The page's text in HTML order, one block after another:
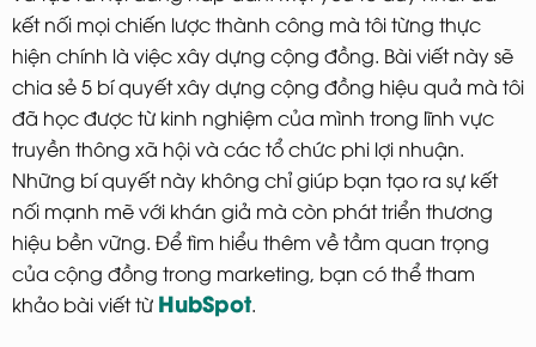
kết nối mọi chiến lược thành công mà tôi từng thực
hiện chính là việc xây dựng cộng đồng. Bài viết này sẽ
chia sẻ 5 bí quyết xây dựng cộng đồng hiệu quả mà tôi
đã học được từ kinh nghiệm của mình trong lĩnh vực
truyền thông xã hội và các tổ chức phi lợi nhuận.
Những bí quyết này không chỉ giúp bạn tạo ra sự kết
nối mạnh mẽ với khán giả mà còn phát triển thương
hiệu bền vững. Để tìm hiểu thêm về tầm quan trọng
của cộng đồng trong marketing, bạn có thể tham
khảo bài viết từ HubSpot.